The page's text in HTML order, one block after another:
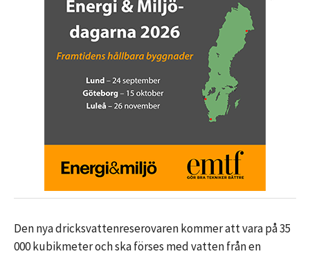
Den nya dricksvattenreserovaren kommer att vara på 35
000 kubikmeter och ska förses med vatten från en